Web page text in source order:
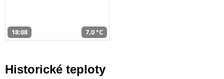
18:08 7,0 °C
Historické teploty